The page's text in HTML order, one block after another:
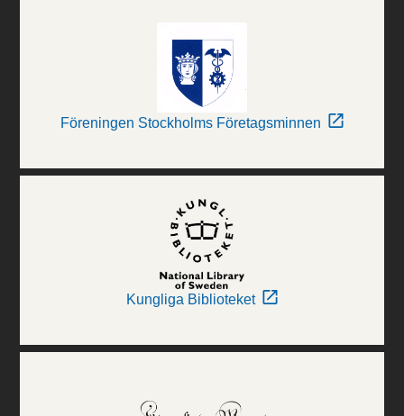
Föreningen Stockholms Företagsminnen
Kungliga Biblioteket